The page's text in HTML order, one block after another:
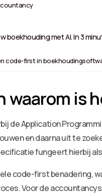
boekhouding met AI. In 3
code-first in
waarom is
de Application
en daarna uit te
fungeert hierbij
code-first benadering,
Voor de